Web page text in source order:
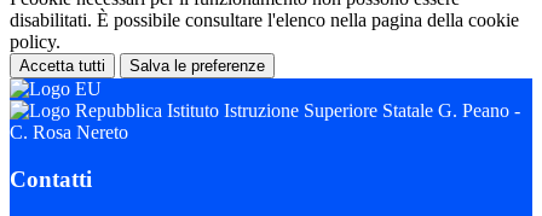
disabilitati. È possibile consultare l'elenco nella pagina della cookie
policy.
Accetta tutti Salva le preferenze
Istituto Istruzione Superiore Statale G. Peano -
C. Rosa Nereto
Contatti